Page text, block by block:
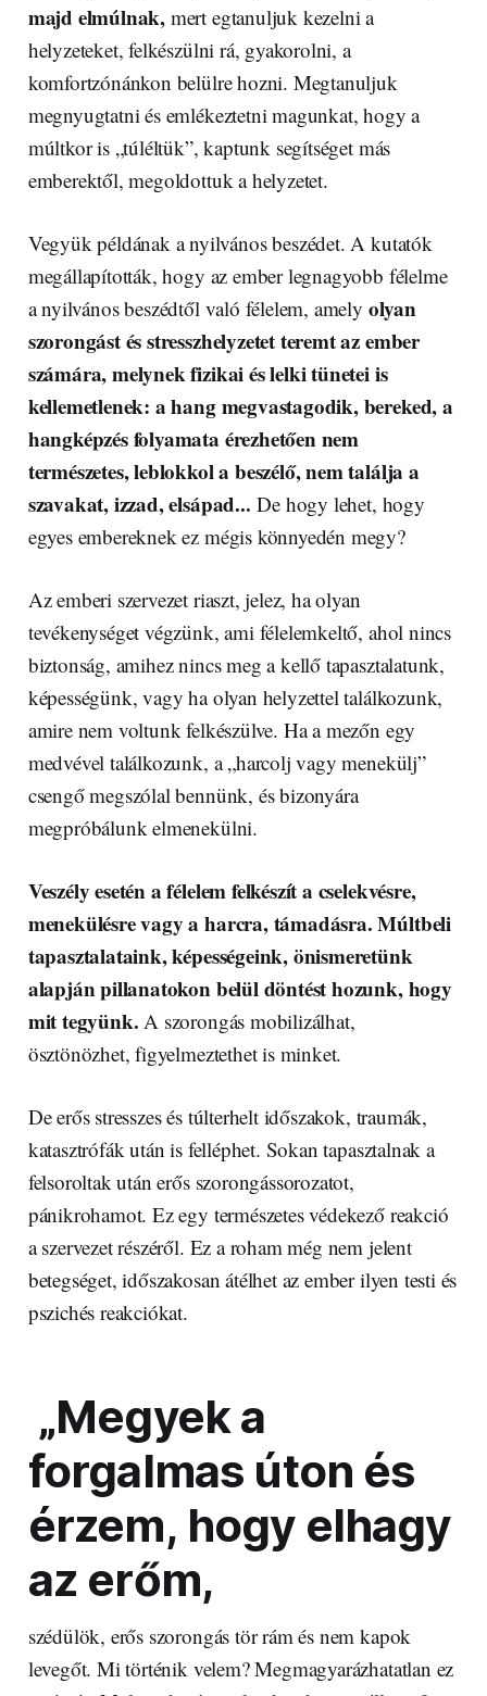
majd elmúlnak, mert egtanuljuk kezelni a
helyzeteket, felkészülni rá, gyakorolni, a
komfortzónánkon belülre hozni. Megtanuljuk
megnyugtatni és emlékeztetni magunkat, hogy a
múltkor is „túléltük”, kaptunk segítséget más
emberektől, megoldottuk a helyzetet.
Vegyük példának a nyilvános beszédet. A kutatók
megállapították, hogy az ember legnagyobb félelme
a nyilvános beszédtől való félelem, amely olyan
szorongást és stresszhelyzetet teremt az ember
számára, melynek fizikai és lelki tünetei is
kellemetlenek: a hang megvastagodik, bereked, a
hangképzés folyamata érezhetően nem
természetes, leblokkol a beszélő, nem találja a
szavakat, izzad, elsápad... De hogy lehet, hogy
egyes embereknek ez mégis könnyedén megy?
Az emberi szervezet riaszt, jelez, ha olyan
tevékenységet végzünk, ami félelemkeltő, ahol nincs
biztonság, amihez nincs meg a kellő tapasztalatunk,
képességünk, vagy ha olyan helyzettel találkozunk,
amire nem voltunk felkészülve. Ha a mezőn egy
medvével találkozunk, a „harcolj vagy menekülj”
csengő megszólal bennünk, és bizonyára
megpróbálunk elmenekülni.
Veszély esetén a félelem felkészít a cselekvésre,
menekülésre vagy a harcra, támadásra. Múltbeli
tapasztalataink, képességeink, önismeretünk
alapján pillanatokon belül döntést hozunk, hogy
mit tegyünk. A szorongás mobilizálhat,
ösztönözhet, figyelmeztethet is minket.
De erős stresszes és túlterhelt időszakok, traumák,
katasztrófák után is felléphet. Sokan tapasztalnak a
felsoroltak után erős szorongássorozatot,
pánikrohamot. Ez egy természetes védekező reakció
a szervezet részéről. Ez a roham még nem jelent
betegséget, időszakosan átélhet az ember ilyen testi és
pszichés reakciókat.
„Megyek a
forgalmas úton és
érzem, hogy elhagy
az erőm,
szédülök, erős szorongás tör rám és nem kapok
levegőt. Mi történik velem? Megmagyarázhatatlan ez